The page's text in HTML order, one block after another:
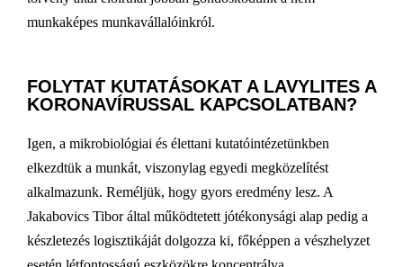
munkaképes munkavállalóinkról.
FOLYTAT KUTATÁSOKAT A LAVYLITES A
KORONAVÍRUSSAL KAPCSOLATBAN?
Igen, a mikrobiológiai és élettani kutatóintézetünkben
elkezdtük a munkát, viszonylag egyedi megközelítést
alkalmazunk. Reméljük, hogy gyors eredmény lesz. A
Jakabovics Tibor által működtetett jótékonysági alap pedig a
készletezés logisztikáját dolgozza ki, főképpen a vészhelyzet